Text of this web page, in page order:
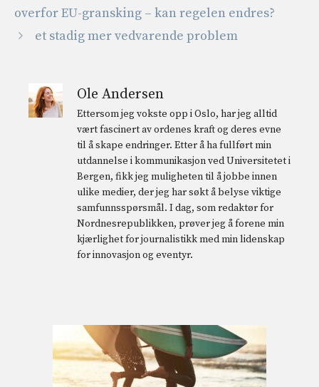
overfor EU-gransking – kan regelen endres?
et stadig mer vedvarende problem
Ole Andersen
Ettersom jeg vokste opp i Oslo, har jeg alltid
vært fascinert av ordenes kraft og deres evne
til å skape endringer. Etter å ha fullført min
utdannelse i kommunikasjon ved Universitetet i
Bergen, fikk jeg muligheten til å jobbe innen
ulike medier, der jeg har søkt å belyse viktige
samfunnsspørsmål. I dag, som redaktør for
Nordnesrepublikken, prøver jeg å forene min
kjærlighet for journalistikk med min lidenskap
for innovasjon og eventyr.